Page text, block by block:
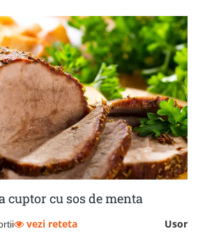
cuptor cu sos de menta
Usor
vezi reteta